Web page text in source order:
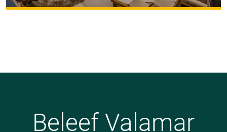
Beleef Valamar